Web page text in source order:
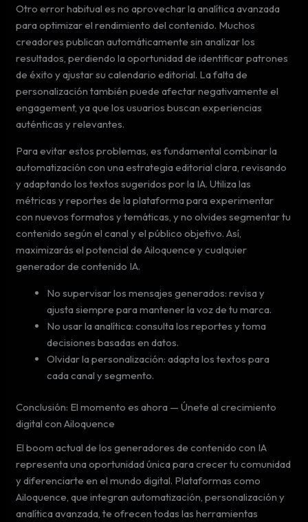
Otro error habitual es no aprovechar la analítica avanzada
para optimizar el rendimiento del contenido. Muchos
creadores publican automáticamente sin analizar los
resultados, perdiendo la oportunidad de identificar patrones
de éxito y ajustar su calendario editorial. La falta de
personalización también puede afectar negativamente el
engagement, ya que los usuarios buscan experiencias
auténticas y relevantes.
Para evitar estos problemas, es fundamental combinar la
automatización con una estrategia editorial clara, revisando
y adaptando los textos sugeridos por la IA. Utiliza las
métricas y reportes de la plataforma para experimentar
con nuevos formatos y temáticas, y no olvides segmentar tu
contenido según el canal y el público objetivo. Así,
maximizarás el potencial de Ailoquence y cualquier
generador de contenido IA.
No supervisar los mensajes generados: revisa y
ajusta siempre para mantener la voz de tu marca.
No usar la analítica: consulta los reportes y toma
decisiones basadas en datos.
Olvidar la personalización: adapta los textos para
cada canal y segmento.
Conclusión: El momento es ahora — Únete al crecimiento
digital con Ailoquence
El boom actual de los generadores de contenido con IA
representa una oportunidad única para crecer tu comunidad
y diferenciarte en el mundo digital. Plataformas como
Ailoquence, que integran automatización, personalización y
analítica avanzada, te ofrecen todas las herramientas